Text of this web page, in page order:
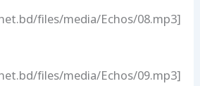
files/media/Echos/08.mp3]
files/media/Echos/09.mp3]